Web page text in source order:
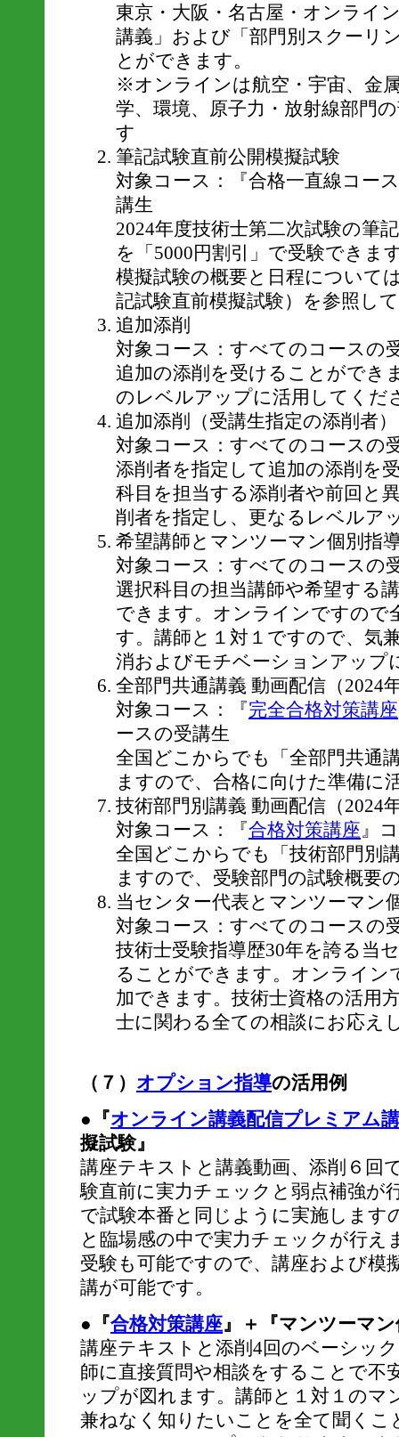
東京・大阪・名古屋・オンライ
講義」および「部門別スクーリ
とができます。
※オンラインは航空・宇宙、金
学、環境、原子力・放射線部門
す
筆記試験直前公開模擬試験
対象コース：『合格一直線コー
講生
2024年度技術士第二次試験の筆
を「5000円割引」で受験できま
模擬試験の概要と日程について
記試験直前模擬試験）を参照し
追加添削
対象コース：すべてのコースの
追加の添削を受けることができ
のレベルアップに活用してくだ
追加添削（受講生指定の添削者）
対象コース：すべてのコースの
添削者を指定して追加の添削を
科目を担当する添削者や前回と
削者を指定し、更なるレベルア
希望講師とマンツーマン個別指
対象コース：すべてのコースの
選択科目の担当講師や希望する
できます。オンラインですので
す。講師と１対１ですので、気
消およびモチベーションアップ
全部門共通講義 動画配信（2024
対象コース：『完全合格対策講座
ースの受講生
全国どこからでも「全部門共通
ますので、合格に向けた準備に
技術部門別講義 動画配信（2024
対象コース：『合格対策講座』
全国どこからでも「技術部門別
ますので、受験部門の試験概要
当センター代表とマンツーマン
対象コース：すべてのコースの
技術士受験指導歴30年を誇る当
ることができます。オンライン
加できます。技術士資格の活用
士に関わる全ての相談にお応え
（７） オプション指導の活用例
●『オンライン講義配信プレミアム
擬試験』
講座テキストと講義動画、添削６回
験直前に実力チェックと弱点補強が
で試験本番と同じように実施します
と臨場感の中で実力チェックが行え
受験も可能ですので、講座および模
講が可能です。
●『合格対策講座』＋『マンツーマ
講座テキストと添削4回のベーシッ
師に直接質問や相談をすることで不
ップが図れます。講師と１対１のマ
兼ねなく知りたいことを全て聞くこ